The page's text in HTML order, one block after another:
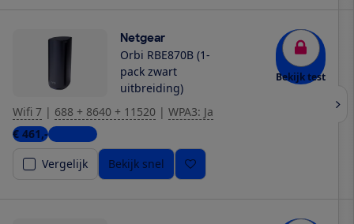
Netgear
Orbi RBE870B (1-
pack zwart
uitbreiding)
Bekijk test
Wifi 7 | 688 + 8640 + 11520 | WPA3: Ja
€ 461,-4 winkels
Vergelijk
Bekijk snel